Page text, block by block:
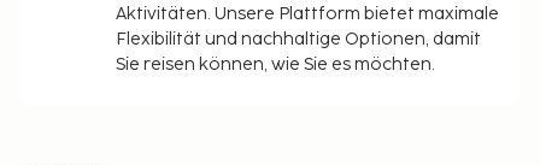
Aktivitäten. Unsere Plattform bietet maximale
Flexibilität und nachhaltige Optionen, damit
Sie reisen können, wie Sie es möchten.